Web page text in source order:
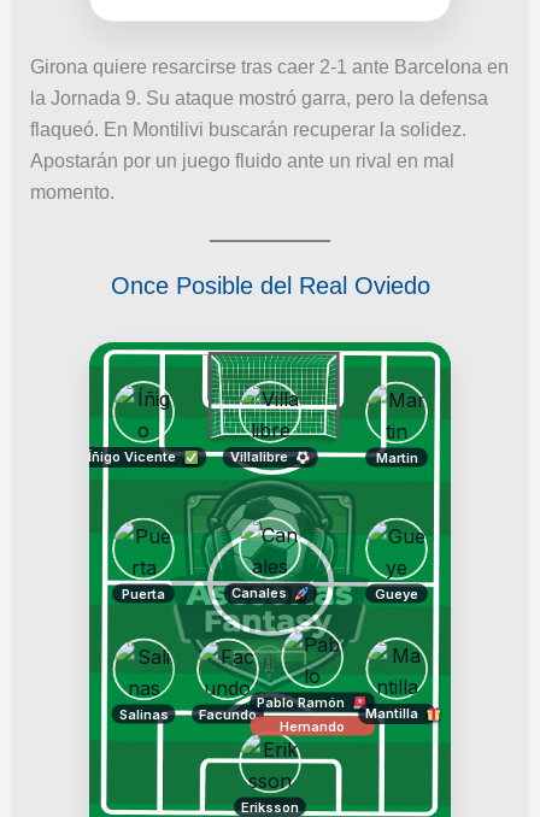
Girona quiere resarcirse tras caer 2-1 ante Barcelona en
la Jornada 9. Su ataque mostró garra, pero la defensa
flaqueó. En Montilivi buscarán recuperar la solidez.
Apostarán por un juego fluido ante un rival en mal
momento.
Once Posible del Real Oviedo
Eriksson
Salinas Facundo
Pablo Ramón
Hernando
Mantilla
Puerta Canales Gueye
Íñigo Vicente Villalibre Martin